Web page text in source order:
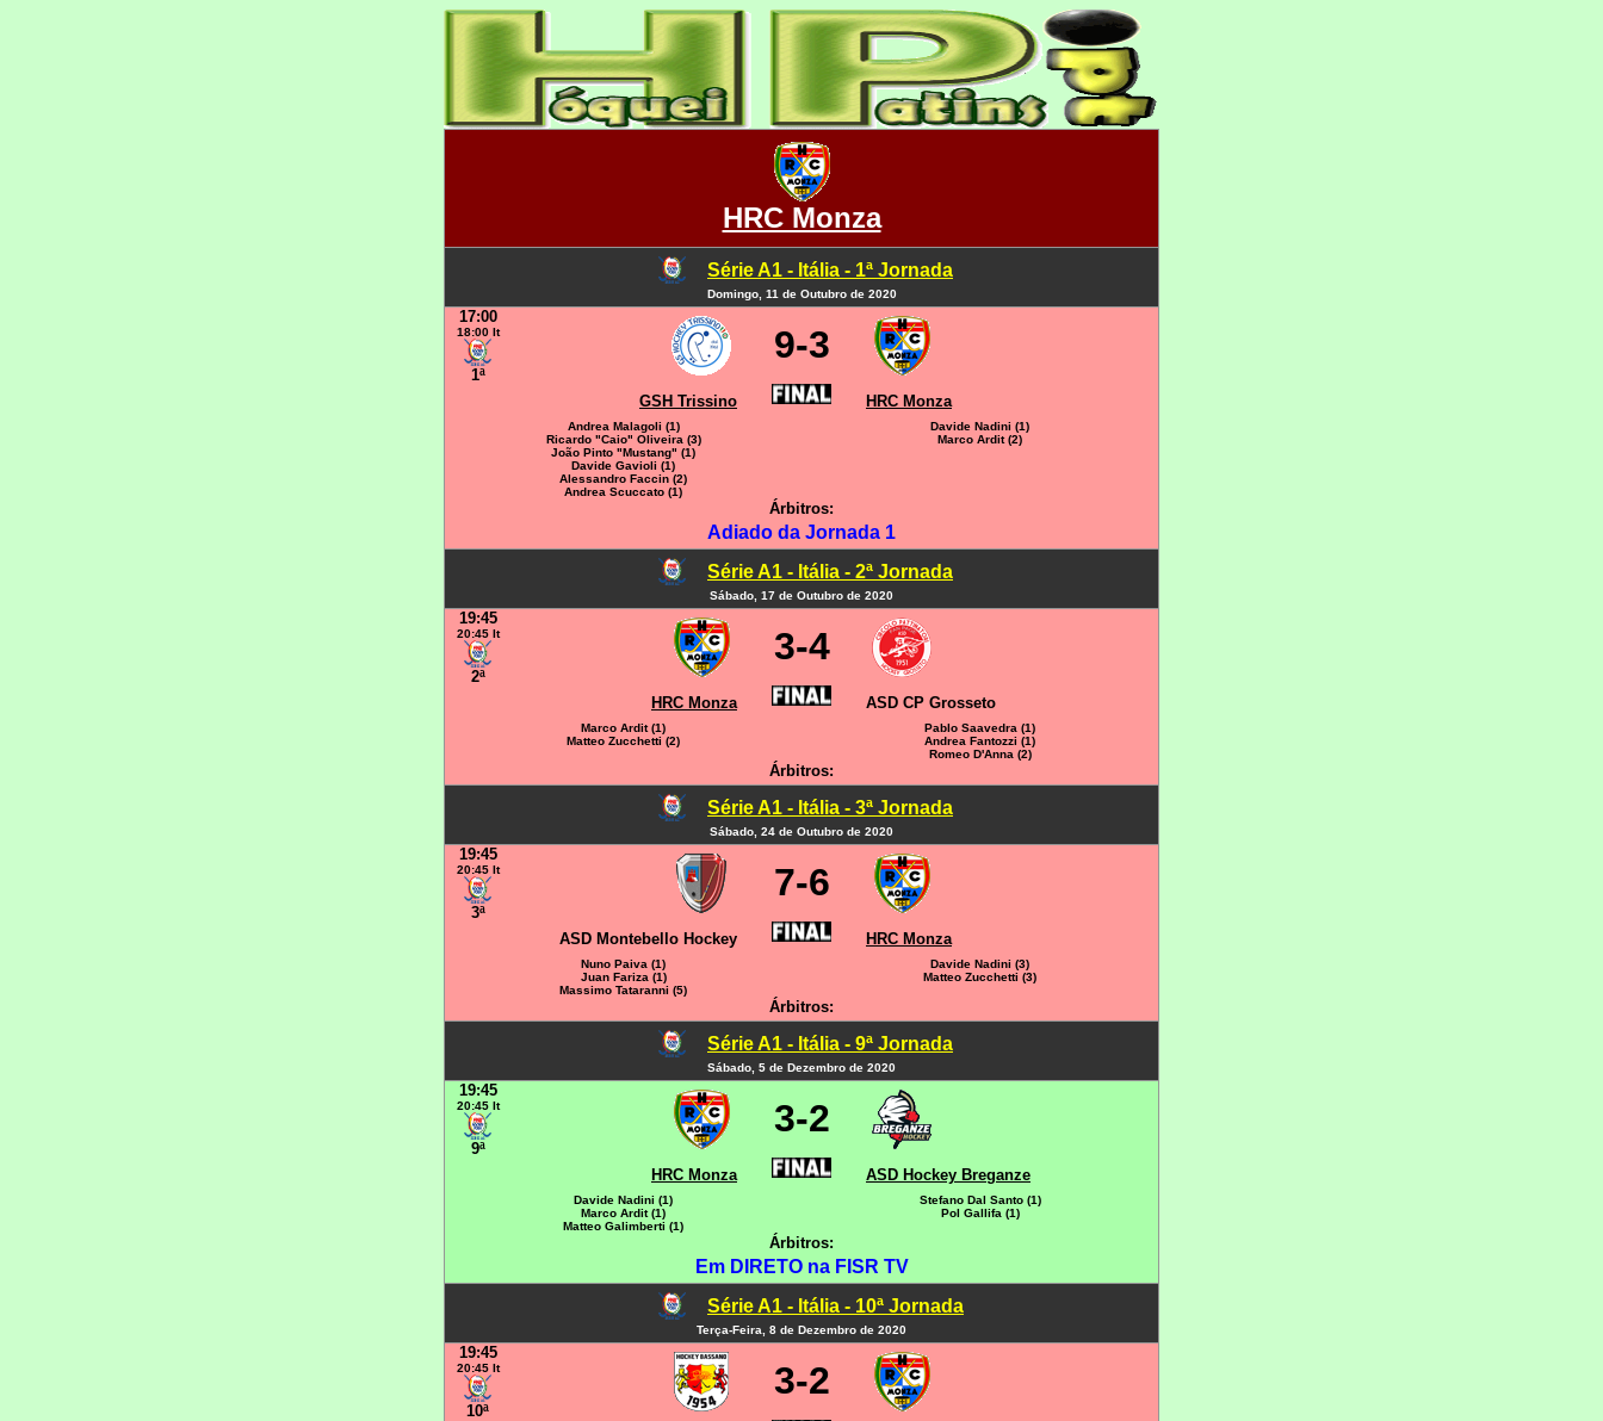
HRC Monza
Série A1 - Itália - 1ª Jornada
Domingo, 11 de Outubro de 2020
17:00
18:00 It
1ª
9-3
GSH Trissino HRC Monza
Andrea Malagoli (1)
Ricardo "Caio" Oliveira (3)
João Pinto "Mustang" (1)
Davide Gavioli (1)
Alessandro Faccin (2)
Andrea Scuccato (1)
Davide Nadini (1)
Marco Ardit (2)
Árbitros:
Adiado da Jornada 1
Série A1 - Itália - 2ª Jornada
Sábado, 17 de Outubro de 2020
19:45
20:45 It
2ª
3-4
HRC Monza ASD CP Grosseto
Marco Ardit (1)
Matteo Zucchetti (2)
Pablo Saavedra (1)
Andrea Fantozzi (1)
Romeo D'Anna (2)
Árbitros:
Série A1 - Itália - 3ª Jornada
Sábado, 24 de Outubro de 2020
19:45
20:45 It
3ª
7-6
ASD Montebello Hockey HRC Monza
Nuno Paiva (1)
Juan Fariza (1)
Massimo Tataranni (5)
Davide Nadini (3)
Matteo Zucchetti (3)
Árbitros:
Série A1 - Itália - 9ª Jornada
Sábado, 5 de Dezembro de 2020
19:45
20:45 It
9ª
3-2
HRC Monza ASD Hockey Breganze
Davide Nadini (1)
Marco Ardit (1)
Matteo Galimberti (1)
Stefano Dal Santo (1)
Pol Gallifa (1)
Árbitros:
Em DIRETO na FISR TV
Série A1 - Itália - 10ª Jornada
Terça-Feira, 8 de Dezembro de 2020
19:45
20:45 It
10ª
3-2